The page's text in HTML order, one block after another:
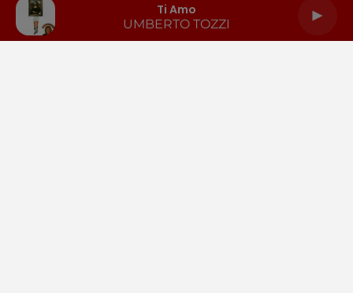
Ti Amo
UMBERTO TOZZI